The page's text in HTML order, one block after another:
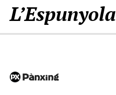
L’Espunyola